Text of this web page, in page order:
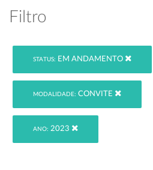
Filtro
STATUS: EM ANDAMENTO
MODALIDADE: CONVITE
ANO: 2023